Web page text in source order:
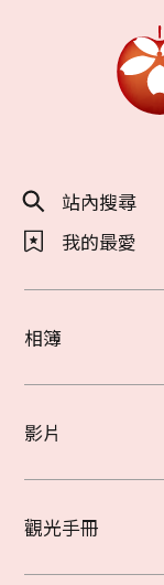
站內搜尋
我的最愛
相簿
影片
觀光手冊